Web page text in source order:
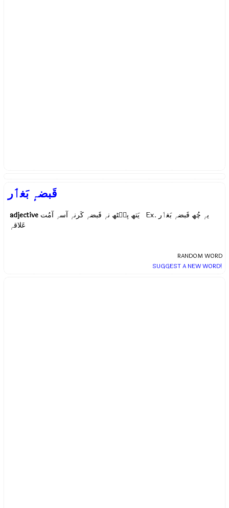
قَبضہٕ بَغٲر
adjective یَتھ پٮ۪ٹھ نہٕ قَبضہٕ کَرنہٕ آسہِ آمُت Ex. یہٕ چُھ قَبضہٕ بَغٲر
عَلاقہٕ
RANDOM WORD
SUGGEST A NEW WORD!